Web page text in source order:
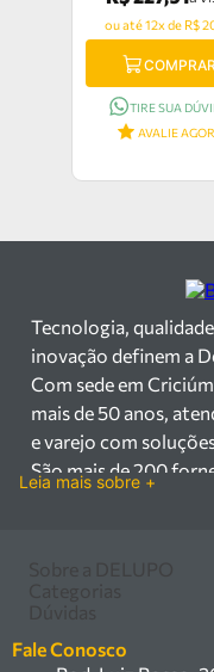
ou até 12x de R$
TIRE SUA
AVALIE
Tecnologia,
inovação definem a
Com sede em
mais de 50 anos,
e varejo com
São mais de 200
equipamentos
Criciúma – SC,
Leia mais sobre +
Marcas
Serra circular
Como comprar
Fale Conosco